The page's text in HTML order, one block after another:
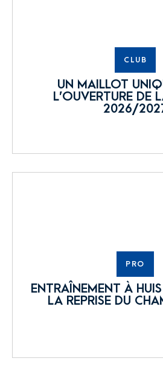
CLUB
UN MAILLOT
L’OUVERTURE DE
2026/
PRO
ENTRAÎNEMENT À
LA REPRISE DU